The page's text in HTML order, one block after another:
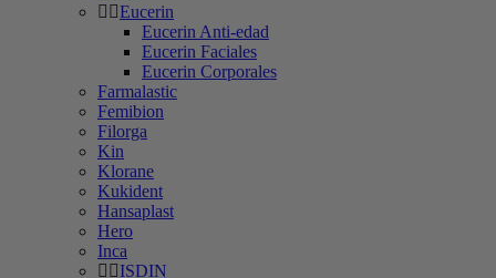
Eucerin
Eucerin Anti-edad
Eucerin Faciales
Eucerin Corporales
Farmalastic
Femibion
Filorga
Kin
Klorane
Kukident
Hansaplast
Hero
Inca
ISDIN